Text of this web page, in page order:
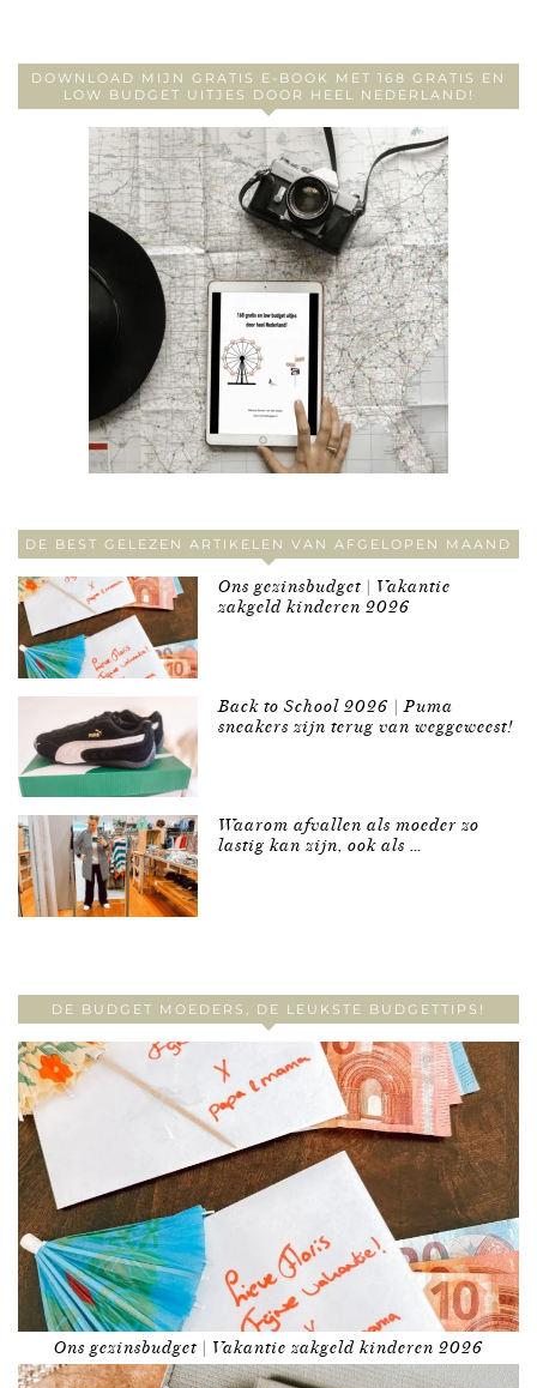
DOWNLOAD MIJN GRATIS E-BOOK MET 168 GRATIS EN
LOW BUDGET UITJES DOOR HEEL NEDERLAND!
DE BEST GELEZEN ARTIKELEN VAN AFGELOPEN MAAND
Ons gezinsbudget | Vakantie
zakgeld kinderen 2026
Back to School 2026 | Puma
sneakers zijn terug van weggeweest!
Waarom afvallen als moeder zo
lastig kan zijn, ook als …
DE BUDGET MOEDERS, DE LEUKSTE BUDGETTIPS!
Ons gezinsbudget | Vakantie zakgeld kinderen 2026